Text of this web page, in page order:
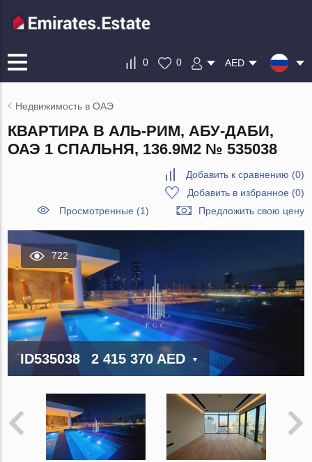
0 0 AED
Недвижимость в ОАЭ
КВАРТИРА В АЛЬ-РИМ, АБУ-ДАБИ,
ОАЭ 1 СПАЛЬНЯ, 136.9М2 № 535038
Добавить к сравнению (0)
Добавить в избранное (0)
Просмотренные (1)
Предложить свою цену
722
ID535038 2 415 370 AED